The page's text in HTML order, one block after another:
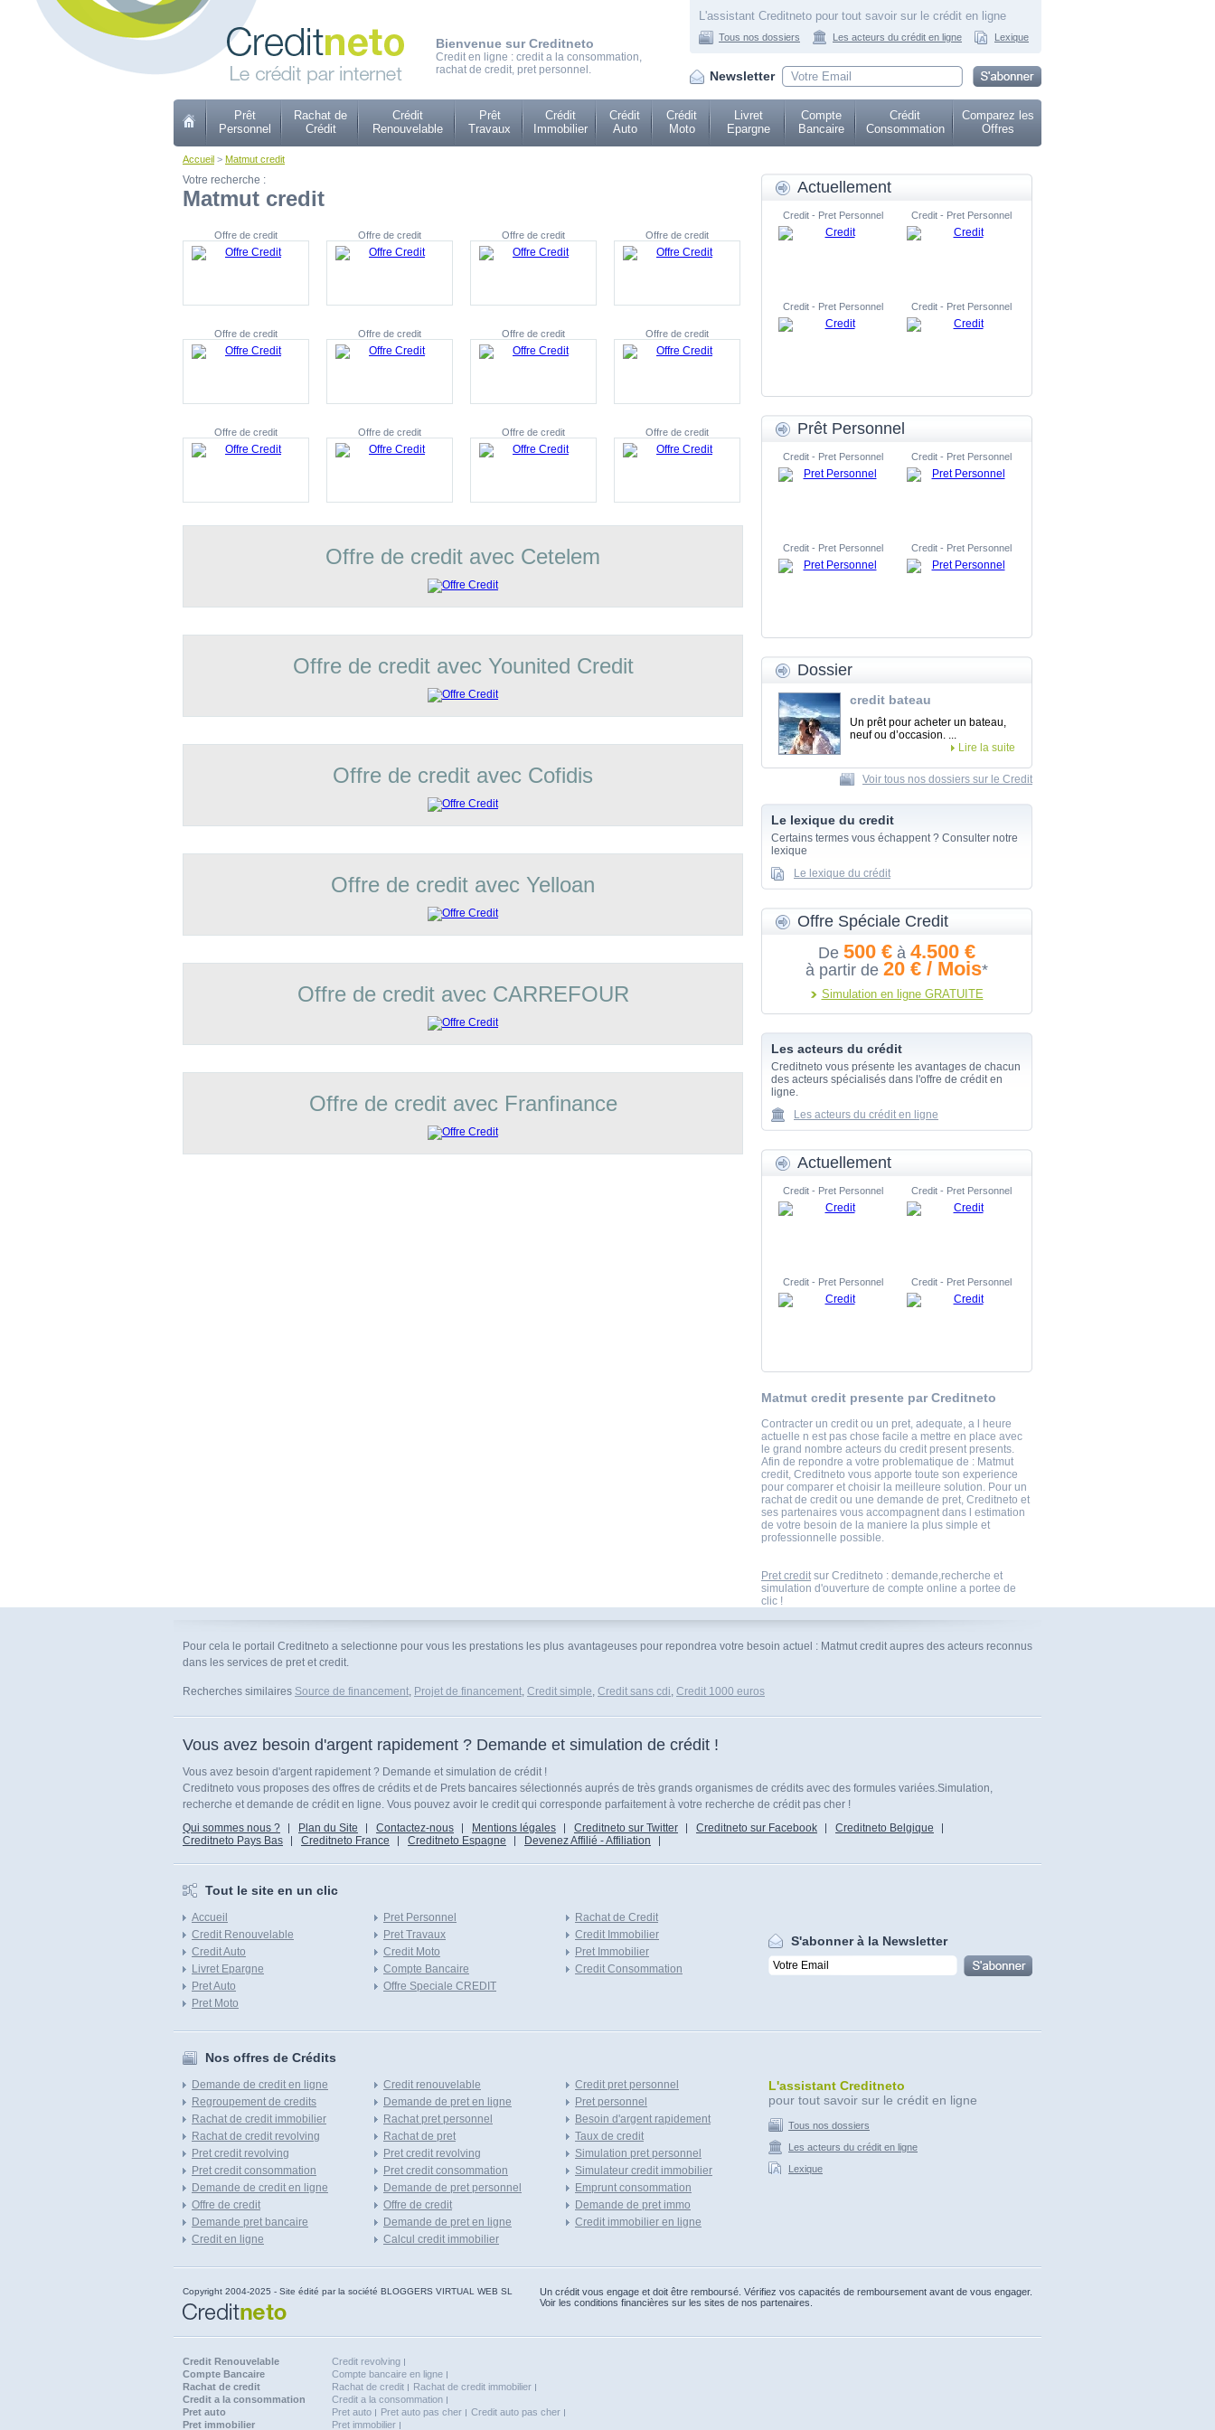
Bienvenue sur Creditneto
Credit en ligne : credit a la consommation,
rachat de credit, pret personnel.
L'assistant Creditneto pour tout savoir sur le crédit en ligne
Tous nos dossiers Les acteurs du crédit en ligne Lexique
Newsletter
Prêt
Personnel
Rachat de
Crédit
Crédit
Renouvelable
Prêt
Travaux
Crédit
Immobilier
Crédit
Auto
Crédit
Moto
Livret
Epargne
Compte
Bancaire
Crédit
Consommation
Comparez les
Offres
Accueil > Matmut credit
Votre recherche :
Matmut credit
Offre de credit Offre de credit Offre de credit Offre de credit
Offre de credit Offre de credit Offre de credit Offre de credit
Offre de credit Offre de credit Offre de credit Offre de credit
Offre de credit avec Cetelem
Offre de credit avec Younited Credit
Offre de credit avec Cofidis
Offre de credit avec Yelloan
Offre de credit avec CARREFOUR
Offre de credit avec Franfinance
Actuellement
Credit - Pret Personnel Credit - Pret Personnel
Credit - Pret Personnel Credit - Pret Personnel
Prêt Personnel
Credit - Pret Personnel Credit - Pret Personnel
Credit - Pret Personnel Credit - Pret Personnel
Dossier
credit bateau
Un prêt pour acheter un bateau,
neuf ou d’occasion. ...
Lire la suite
Voir tous nos dossiers sur le Credit
Le lexique du credit
Certains termes vous échappent ? Consulter notre
lexique
Le lexique du crédit
Offre Spéciale Credit
De 500 € à 4.500 €
à partir de 20 € / Mois*
Simulation en ligne GRATUITE
Les acteurs du crédit
Creditneto vous présente les avantages de chacun
des acteurs spécialisés dans l'offre de crédit en
ligne.
Les acteurs du crédit en ligne
Actuellement
Credit - Pret Personnel Credit - Pret Personnel
Credit - Pret Personnel Credit - Pret Personnel
Matmut credit presente par Creditneto
Contracter un credit ou un pret, adequate, a l heure
actuelle n est pas chose facile a mettre en place avec
le grand nombre acteurs du credit present presents.
Afin de repondre a votre problematique de : Matmut
credit, Creditneto vous apporte toute son experience
pour comparer et choisir la meilleure solution. Pour un
rachat de credit ou une demande de pret, Creditneto et
ses partenaires vous accompagnent dans l estimation
de votre besoin de la maniere la plus simple et
professionnelle possible.
Pret creditsur Creditneto : demande,recherche et
simulation d'ouverture de compte online a portee de
clic !
Pour cela le portail Creditneto a selectionne pour vous les prestations les plus avantageuses pour repondrea votre besoin actuel : Matmut credit aupres des acteurs reconnus
dans les services de pret et credit.
Recherches similaires Source de financement, Projet de financement, Credit simple, Credit sans cdi, Credit 1000 euros
Vous avez besoin d'argent rapidement ? Demande et simulation de crédit !
Vous avez besoin d'argent rapidement ? Demande et simulation de crédit !
Creditneto vous proposes des offres de crédits et de Prets bancaires sélectionnés auprés de très grands organismes de crédits avec des formules variées.Simulation,
recherche et demande de crédit en ligne. Vous pouvez avoir le credit qui corresponde parfaitement à votre recherche de crédit pas cher !
Qui sommes nous ?
Plan du Site Contactez-nous Mentions légales Creditneto sur Twitter Creditneto sur Facebook
Creditneto Belgique
Creditneto Pays Bas
Creditneto France Creditneto Espagne Devenez Affilié - Affiliation
Tout le site en un clic
Accueil
Credit Renouvelable
Credit Auto
Livret Epargne
Pret Auto
Pret Moto
Pret Personnel
Pret Travaux
Credit Moto
Compte Bancaire
Offre Speciale CREDIT
Rachat de Credit
Credit Immobilier
Pret Immobilier
Credit Consommation
S'abonner à la Newsletter
Nos offres de Crédits
Demande de credit en ligne
Regroupement de credits
Rachat de credit immobilier
Rachat de credit revolving
Pret credit revolving
Pret credit consommation
Demande de credit en ligne
Offre de credit
Demande pret bancaire
Credit en ligne
Credit renouvelable
Demande de pret en ligne
Rachat pret personnel
Rachat de pret
Pret credit revolving
Pret credit consommation
Demande de pret personnel
Offre de credit
Demande de pret en ligne
Calcul credit immobilier
Credit pret personnel
Pret personnel
Besoin d'argent rapidement
Taux de credit
Simulation pret personnel
Simulateur credit immobilier
Emprunt consommation
Demande de pret immo
Credit immobilier en ligne
L'assistant Creditneto
pour tout savoir sur le crédit en ligne
Tous nos dossiers
Les acteurs du crédit en ligne
Lexique
Copyright 2004-2025 - Site édité par la société BLOGGERS VIRTUAL WEB SL
Un crédit vous engage et doit être remboursé. Vérifiez vos capacités de remboursement avant de vous engager.
Voir les conditions financières sur les sites de nos partenaires.
Credit Renouvelable
Credit revolving
Compte Bancaire
Compte bancaire en ligne
Rachat de credit
Rachat de credit
Rachat de credit immobilier
Credit a la consommation
Credit a la consommation
Pret auto
Pret auto Pret auto pas cher
Credit auto pas cher
Pret immobilier
Pret immobilier